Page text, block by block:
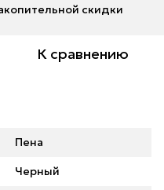
скидки
К сравнению
Пена
Черный